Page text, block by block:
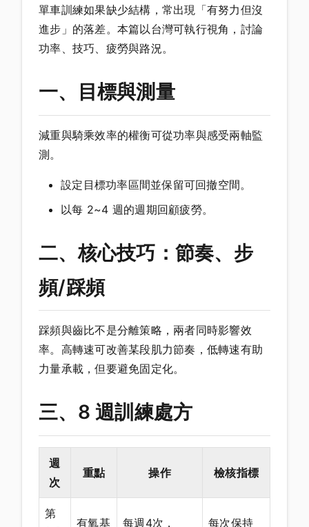
單車訓練如果缺少結構，常出現「有努力但沒
進步」的落差。本篇以台灣可執行視角，討論
功率、技巧、疲勞與路況。
一、目標與測量
減重與騎乘效率的權衡可從功率與感受兩軸監
測。
設定目標功率區間並保留可回撤空間。
以每 2~4 週的週期回顧疲勞。
二、核心技巧：節奏、步
頻/踩頻
踩頻與齒比不是分離策略，兩者同時影響效
率。高轉速可改善某段肌力節奏，低轉速有助
力量承載，但要避免固定化。
三、8 週訓練處方
週
次
重點 操作 檢核指標
第
有氧基
每週4次，
每次保持